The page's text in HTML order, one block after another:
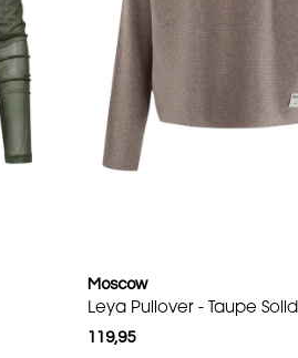
Moscow
Leya Pullover - Taupe Solid
119,95